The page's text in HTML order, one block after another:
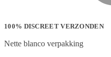
100% DISCREET VERZONDEN
Nette blanco verpakking